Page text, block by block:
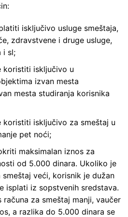
isključivo usluge smeštaja,
zdravstvene i druge usluge,
i sl;
koristiti isključivo u
izvan mesta
mesta studiranja korisnika
koristiti isključivo za smeštaj u
pet noći;
maksimalan iznos za
od 5.000 dinara. Ukoliko je
smeštaj veći, korisnik je dužan
isplati iz sopstvenih sredstava.
za smeštaj manji, vaučer
a razlika do 5.000 dinara se